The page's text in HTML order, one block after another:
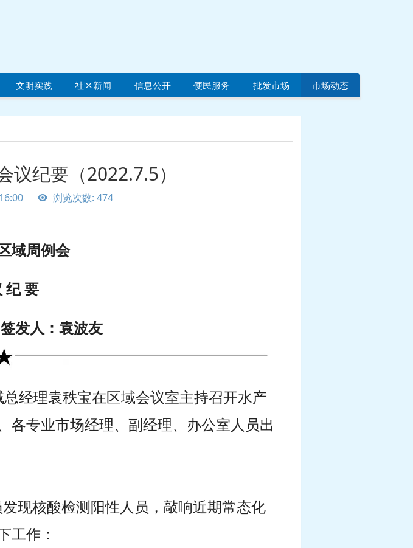
文明实践 社区新闻 信息公开 便民服务 批发市场 市场动态
议纪要（2022.7.5）
浏览次数: 474
域周例会
纪 要
发人：袁波友
经理袁秩宝在区域会议室主持召开水产
各专业市场经理、副经理、办公室人员出
现核酸检测阳性人员，敲响近期常态化
工作：